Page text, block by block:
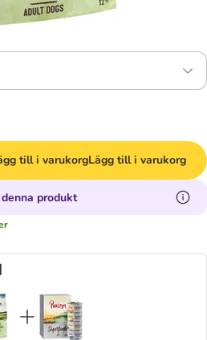
till i varukorgLägg till i varukorg
produkt